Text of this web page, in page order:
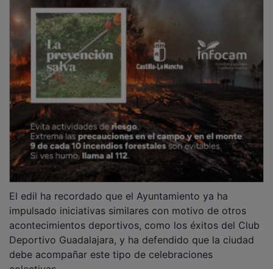
impulsado iniciativas similares con motivo de otros
acontecimientos deportivos, como los éxitos del Club
Deportivo Guadalajara, y ha defendido que la ciudad
debe acompañar este tipo de celebraciones
colectivas.